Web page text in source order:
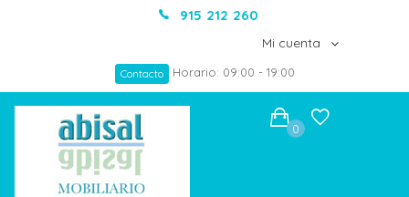
915 212 260
Mi cuenta
Contacto Horario: 09:00 - 19:00
0